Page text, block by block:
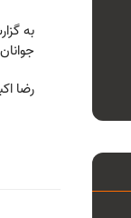
به
جوانان
رضا